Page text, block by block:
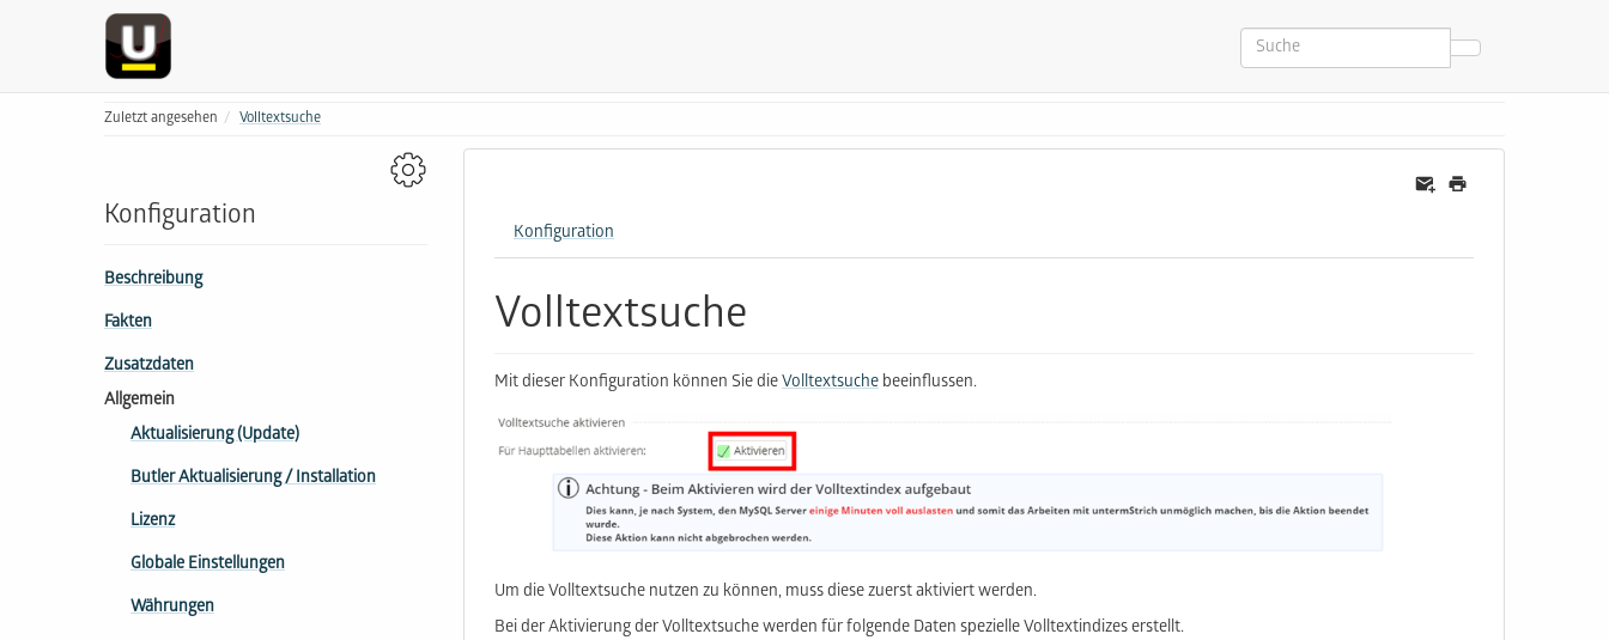
Zuletzt angesehen Volltextsuche
Konfiguration
Beschreibung
Fakten
Zusatzdaten
Allgemein
Aktualisierung (Update)
Butler Aktualisierung / Installation
Lizenz
Globale Einstellungen
Währungen
Konfiguration
Volltextsuche
Mit dieser Konfiguration können Sie dieVolltextsuche beeinflussen.
Um die Volltextsuche nutzen zu können, muss diese zuerst aktiviert werden.
Bei der Aktivierung der Volltextsuche werden für folgende Daten spezielle Volltextindizes erstellt.